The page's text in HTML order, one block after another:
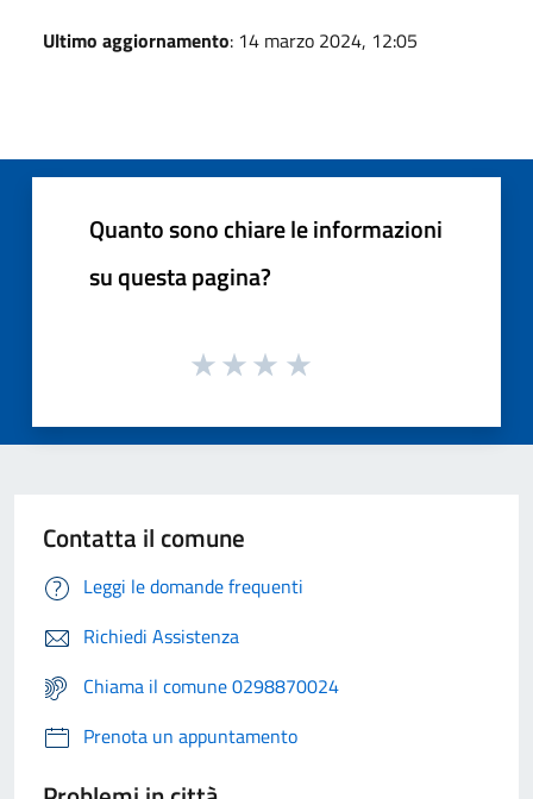
Ultimo aggiornamento: 14 marzo 2024, 12:05
Quanto sono chiare le informazioni
su questa pagina?
Contatta il comune
Leggi le domande frequenti
Richiedi Assistenza
Chiama il comune 0298870024
Prenota un appuntamento